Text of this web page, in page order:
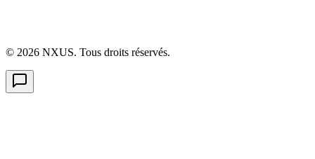
© 2026 NXUS. Tous droits réservés.